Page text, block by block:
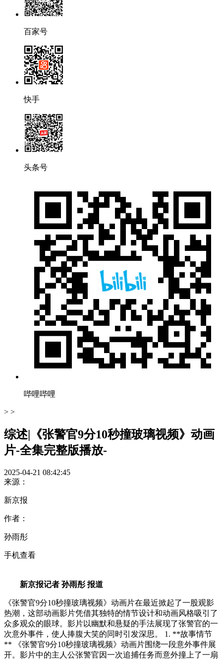
百家号
快手
头条号
哔哩哔哩
> >
综述|《张警官9分10秒撞玻璃视频》动画
片-全集完整版播放-
2025-04-21 08:42:45
来源：
新京报
作者：
孙雨彤
手机查看
新京报记者 孙雨彤 报道
《张警官9分10秒撞玻璃视频》动画片在最近掀起了一股观影
热潮，这部动画影片凭借其独特的情节设计和动画风格吸引了
众多观众的眼球。影片以幽默和悬疑的手法展现了张警官的一
次意外事件，使人捧腹大笑的同时引发深思。 1. **故事情节
** 《张警官9分10秒撞玻璃视频》动画片围绕一段意外事件展
开。影片中的主人公张警官因一次追捕任务而意外撞上了一扇